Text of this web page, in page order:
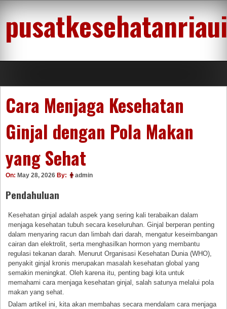
content
Cara Menjaga Kesehatan
Ginjal dengan Pola Makan
yang Sehat
On: May 28, 2026 By: admin
Pendahuluan
Kesehatan ginjal adalah aspek yang sering kali terabaikan dalam
menjaga kesehatan tubuh secara keseluruhan. Ginjal berperan penting
dalam menyaring racun dan limbah dari darah, mengatur keseimbangan
cairan dan elektrolit, serta menghasilkan hormon yang membantu
regulasi tekanan darah. Menurut Organisasi Kesehatan Dunia (WHO),
penyakit ginjal kronis merupakan masalah kesehatan global yang
semakin meningkat. Oleh karena itu, penting bagi kita untuk
memahami cara menjaga kesehatan ginjal, salah satunya melalui pola
makan yang sehat.
Dalam artikel ini, kita akan membahas secara mendalam cara menjaga